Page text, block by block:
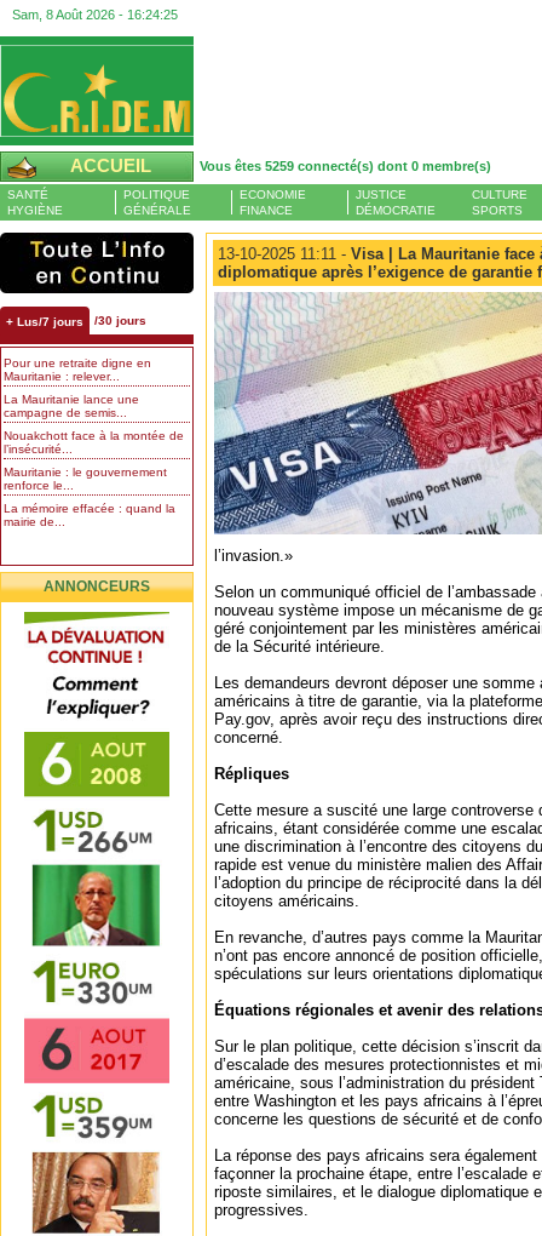
Sam, 8 Août 2026 - 16:24:25
ACCUEIL Vous êtes 5259 connecté(s) dont 0 membre(s)
SANTÉ
HYGIÈNE
POLITIQUE
GÉNÉRALE
ECONOMIE
FINANCE
JUSTICE
DÉMOCRATIE
CULTURE
SPORTS
+ Lus/7 jours /30 jours
Pour une retraite digne en
Mauritanie : relever...
La Mauritanie lance une
campagne de semis...
Nouakchott face à la montée de
l’insécurité...
Mauritanie : le gouvernement
renforce le...
La mémoire effacée : quand la
mairie de...
ANNONCEURS
13-10-2025 11:11 - Visa | La Mauritanie face
diplomatique après l’exigence de garantie
l’invasion.»
Selon un communiqué officiel de
nouveau système impose un mécanisme de
géré conjointement par les ministères
de la Sécurité intérieure.
Les demandeurs devront déposer une somme
américains à titre de garantie, via la
Pay.gov, après avoir reçu des instructions
concerné.
Répliques
Cette mesure a suscité une large
africains, étant considérée comme une
une discrimination à l’encontre des citoyens
rapide est venue du ministère malien des
l’adoption du principe de réciprocité dans la
citoyens américains.
En revanche, d’autres pays comme la
n’ont pas encore annoncé de position
spéculations sur leurs orientations
Équations régionales et avenir des
Sur le plan politique, cette décision s’inscrit
d’escalade des mesures protectionnistes et
américaine, sous l’administration du
entre Washington et les pays africains à
concerne les questions de sécurité et de
La réponse des pays africains sera
façonner la prochaine étape, entre l’escalade
riposte similaires, et le dialogue diplomatique
progressives.